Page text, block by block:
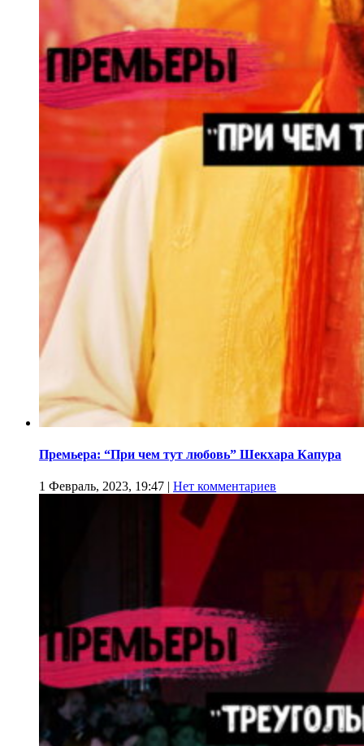
Премьера: “При чем тут любовь” Шекхара Капура
1 Февраль, 2023, 19:47 | Нет комментариев